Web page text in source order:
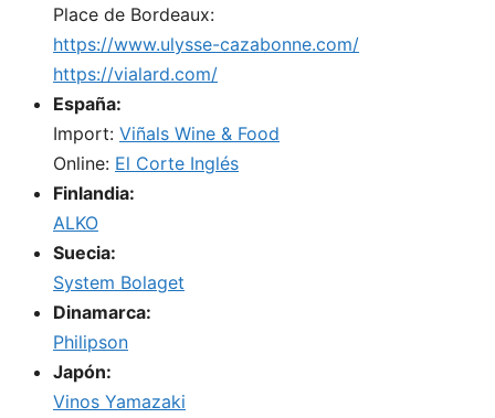
Place de Bordeaux:
https://www.ulysse-cazabonne.com/
https://vialard.com/
España:
Import: Viñals Wine & Food
Online: El Corte Inglés
Finlandia:
ALKO
Suecia:
System Bolaget
Dinamarca:
Philipson
Japón:
Vinos Yamazaki